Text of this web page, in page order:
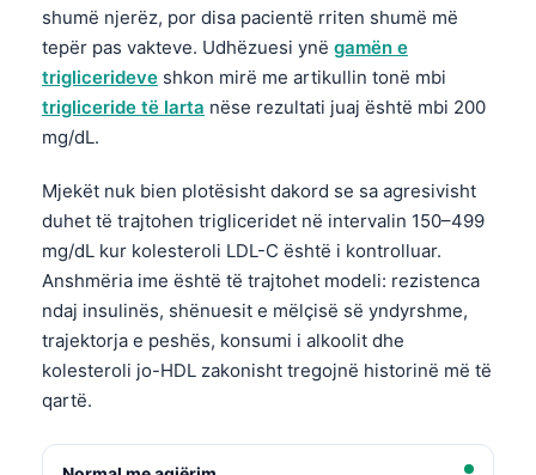
shumë njerëz, por disa pacientë rriten shumë më
tepër pas vakteve. Udhëzuesi ynë gamën e
triglicerideve shkon mirë me artikullin tonë mbi
trigliceride të larta nëse rezultati juaj është mbi 200
mg/dL.
Mjekët nuk bien plotësisht dakord se sa agresivisht
duhet të trajtohen trigliceridet në intervalin 150–499
mg/dL kur kolesteroli LDL-C është i kontrolluar.
Anshmëria ime është të trajtohet modeli: rezistenca
ndaj insulinës, shënuesit e mëlçisë së yndyrshme,
trajektorja e peshës, konsumi i alkoolit dhe
kolesteroli jo-HDL zakonisht tregojnë historinë më të
qartë.
ไทย
Kiswahili
አማርኛ
Українська
O‘zbekcha
Català
Suomi
Hrvatski
Slovenčina